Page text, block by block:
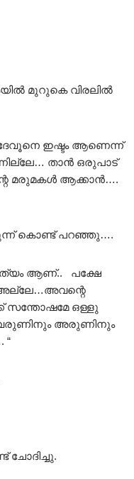
മുറുകെ വിരലിൽ
ദേവൂനെ ഇഷ്ടം ആണെന്ന്
താൻ ഒരുപാട്
മരുമകൾ ആക്കാൻ….
കൊണ്ട് പറഞ്ഞു….
സത്യം ആണ്.. പക്ഷേ
സന്തോഷമേ ഒള്ളു
അരുണിനും
“
ചോദിച്ചു.